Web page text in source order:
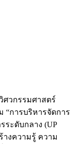
วกรรมศาสตร์
“การบริหารจัดการ
ระดับกลาง (UP
ร้างความรู้ ความ